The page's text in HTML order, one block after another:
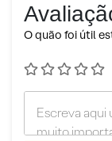
O quão foi útil